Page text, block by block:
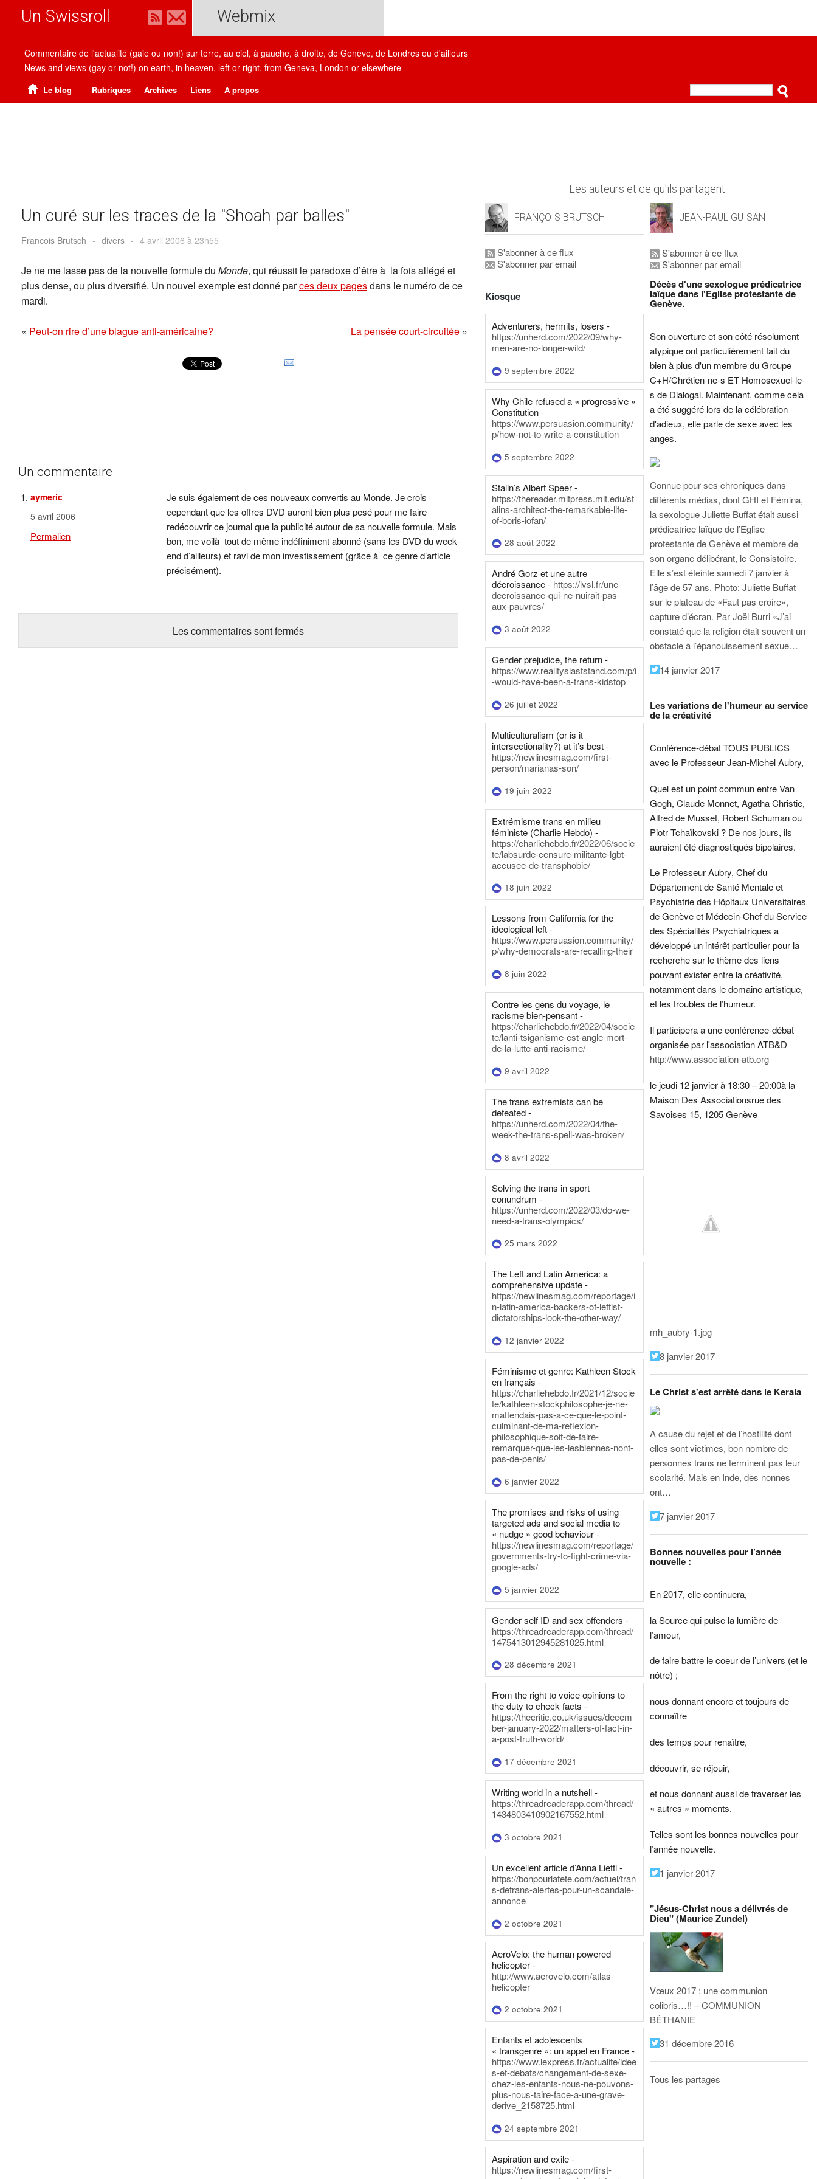
Un Swissroll Webmix
Commentaire de l'actualité (gaie ou non!) sur terre, au ciel, à gauche, à droite, de Genève, de Londres ou d'ailleurs
News and views (gay or not!) on earth, in heaven, left or right, from Geneva, London or elsewhere
Le blog Rubriques Archives Liens A propos
Un curé sur les traces de la "Shoah par balles"
Francois Brutsch - divers - 4 avril 2006 à 23h55
Je ne me lasse pas de la nouvelle formule du Monde, qui réussit le paradoxe d’être à la fois allégé et
plus dense, ou plus diversifié. Un nouvel exemple est donné parces deux pagesdans le numéro de ce
mardi.
« Peut-on rire d’une blague anti-américaine? La pensée court-circuitée»
Un commentaire
aymeric
5 avril 2006
Permalien
Je suis également de ces nouveaux convertis au Monde. Je crois
cependant que les offres DVD auront bien plus pesé pour me faire
redécouvrir ce journal que la publicité autour de sa nouvelle formule. Mais
bon, me voilà tout de même indéfiniment abonné (sans les DVD du week-
end d’ailleurs) et ravi de mon investissement (grâce à ce genre d’article
précisément).
Les commentaires sont fermés
Les auteurs et ce qu'ils partagent
FRANÇOIS BRUTSCH
S'abonner à ce flux
S'abonner par email
Kiosque
Adventurers, hermits, losers -
https://unherd.com/2022/09/why-
men-are-no-longer-wild/
9 septembre 2022
Why Chile refused a « progressive »
Constitution -
https://www.persuasion.community/
p/how-not-to-write-a-constitution
5 septembre 2022
Stalin’s Albert Speer -
https://thereader.mitpress.mit.edu/st
alins-architect-the-remarkable-life-
of-boris-iofan/
28 août 2022
André Gorz et une autre
décroissance - https://lvsl.fr/une-
decroissance-qui-ne-nuirait-pas-
aux-pauvres/
3 août 2022
Gender prejudice, the return -
https://www.realityslaststand.com/p/i
-would-have-been-a-trans-kidstop
26 juillet 2022
Multiculturalism (or is it
intersectionality?) at it’s best -
https://newlinesmag.com/first-
person/marianas-son/
19 juin 2022
Extrémisme trans en milieu
féministe (Charlie Hebdo) -
https://charliehebdo.fr/2022/06/socie
te/labsurde-censure-militante-lgbt-
accusee-de-transphobie/
18 juin 2022
Lessons from California for the
ideological left -
https://www.persuasion.community/
p/why-democrats-are-recalling-their
8 juin 2022
Contre les gens du voyage, le
racisme bien-pensant -
https://charliehebdo.fr/2022/04/socie
te/lanti-tsiganisme-est-angle-mort-
de-la-lutte-anti-racisme/
9 avril 2022
The trans extremists can be
defeated -
https://unherd.com/2022/04/the-
week-the-trans-spell-was-broken/
8 avril 2022
Solving the trans in sport
conundrum -
https://unherd.com/2022/03/do-we-
need-a-trans-olympics/
25 mars 2022
The Left and Latin America: a
comprehensive update -
https://newlinesmag.com/reportage/i
n-latin-america-backers-of-leftist-
dictatorships-look-the-other-way/
12 janvier 2022
Féminisme et genre: Kathleen Stock
en français -
https://charliehebdo.fr/2021/12/socie
te/kathleen-stockphilosophe-je-ne-
mattendais-pas-a-ce-que-le-point-
culminant-de-ma-reflexion-
philosophique-soit-de-faire-
remarquer-que-les-lesbiennes-nont-
pas-de-penis/
6 janvier 2022
The promises and risks of using
targeted ads and social media to
« nudge » good behaviour -
https://newlinesmag.com/reportage/
governments-try-to-fight-crime-via-
google-ads/
5 janvier 2022
Gender self ID and sex offenders -
https://threadreaderapp.com/thread/
1475413012945281025.html
28 décembre 2021
From the right to voice opinions to
the duty to check facts -
https://thecritic.co.uk/issues/decem
ber-january-2022/matters-of-fact-in-
a-post-truth-world/
17 décembre 2021
Writing world in a nutshell -
https://threadreaderapp.com/thread/
1434803410902167552.html
3 octobre 2021
Un excellent article d’Anna Lietti -
https://bonpourlatete.com/actuel/tran
s-detrans-alertes-pour-un-scandale-
annonce
2 octobre 2021
AeroVelo: the human powered
helicopter -
http://www.aerovelo.com/atlas-
helicopter
2 octobre 2021
Enfants et adolescents
« transgenre »: un appel en France -
https://www.lexpress.fr/actualite/idee
s-et-debats/changement-de-sexe-
chez-les-enfants-nous-ne-pouvons-
plus-nous-taire-face-a-une-grave-
derive_2158725.html
24 septembre 2021
Aspiration and exile -
https://newlinesmag.com/first-
JEAN-PAUL GUISAN
S'abonner à ce flux
S'abonner par email
Décès d'une sexologue prédicatrice
laïque dans l'Eglise protestante de
Genève.
Son ouverture et son côté résolument
atypique ont particulièrement fait du
bien à plus d'un membre du Groupe
C+H/Chrétien-ne-s ET Homosexuel-le-
s de Dialogai. Maintenant, comme cela
a été suggéré lors de la célébration
d'adieux, elle parle de sexe avec les
anges.
Connue pour ses chroniques dans
différents médias, dont GHI et Fémina,
la sexologue Juliette Buffat était aussi
prédicatrice laïque de l’Eglise
protestante de Genève et membre de
son organe délibérant, le Consistoire.
Elle s’est éteinte samedi 7 janvier à
l’âge de 57 ans. Photo: Juliette Buffat
sur le plateau de «Faut pas croire»,
capture d’écran. Par Joël Burri «J’ai
constaté que la religion était souvent un
obstacle à l’épanouissement sexue…
14 janvier 2017
Les variations de l'humeur au service
de la créativité
Conférence-débat TOUS PUBLICS
avec le Professeur Jean-Michel Aubry,
Quel est un point commun entre Van
Gogh, Claude Monnet, Agatha Christie,
Alfred de Musset, Robert Schuman ou
Piotr Tchaïkovski ? De nos jours, ils
auraient été diagnostiqués bipolaires.
Le Professeur Aubry, Chef du
Département de Santé Mentale et
Psychiatrie des Hôpitaux Universitaires
de Genève et Médecin-Chef du Service
des Spécialités Psychiatriques a
développé un intérêt particulier pour la
recherche sur le thème des liens
pouvant exister entre la créativité,
notamment dans le domaine artistique,
et les troubles de l’humeur.
Il participera a une conférence-débat
organisée par l'association ATB&D
http://www.association-atb.org
le jeudi 12 janvier à 18:30 – 20:00à la
Maison Des Associationsrue des
Savoises 15, 1205 Genève
mh_aubry-1.jpg
8 janvier 2017
Le Christ s'est arrêté dans le Kerala
A cause du rejet et de l’hostilité dont
elles sont victimes, bon nombre de
personnes trans ne terminent pas leur
scolarité. Mais en Inde, des nonnes
ont…
7 janvier 2017
Bonnes nouvelles pour l’année
nouvelle :
En 2017, elle continuera,
la Source qui pulse la lumière de
l’amour,
de faire battre le coeur de l’univers (et le
nôtre) ;
nous donnant encore et toujours de
connaître
des temps pour renaître,
découvrir, se réjouir,
et nous donnant aussi de traverser les
« autres » moments.
Telles sont les bonnes nouvelles pour
l’année nouvelle.
1 janvier 2017
"Jésus-Christ nous a délivrés de
Dieu" (Maurice Zundel)
Vœux 2017 : une communion
colibris…!! – COMMUNION
BÉTHANIE
31 décembre 2016
Tous les partages